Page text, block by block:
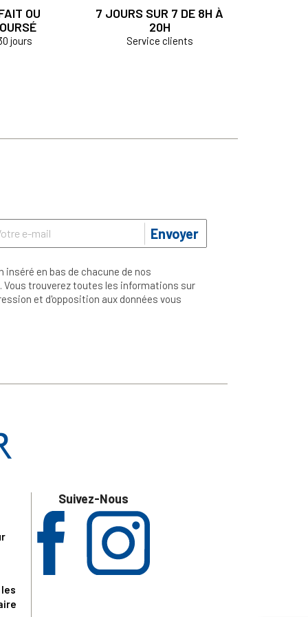
OU
jours
7 JOURS SUR 7 DE 8H À
20H
Service clients
Envoyer
en bas de chacune de nos
trouverez toutes les informations sur
et d'opposition aux données vous
Suivez-Nous